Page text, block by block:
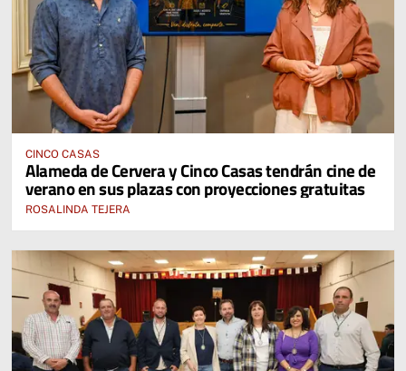
CINCO CASAS
Alameda de Cervera y Cinco Casas tendrán cine de
verano en sus plazas con proyecciones gratuitas
ROSALINDA TEJERA